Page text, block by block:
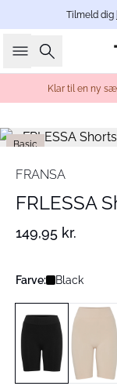
Tilmeld dig
Søg
Klar til en ny
Basic
FRANSA
FRLESSA
149,95 kr.
Farve: Black